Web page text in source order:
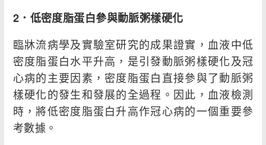
2 ．低密度脂蛋白參與動脈粥樣硬化
臨牀流病學及實驗室研究的成果證實，血液中低
密度脂蛋白水平升高，是引發動脈粥樣硬化及冠
心病的主要因素，密度脂蛋白直接參與了動脈粥
樣硬化的發生和發展的全過程。因此，血液檢測
時，將低密度脂蛋白升高作冠心病的一個重要參
考數據。